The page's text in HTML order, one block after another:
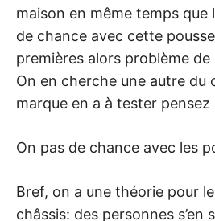
maison en même temps que
de chance avec cette
premières alors problème de
On en cherche une autre du
marque en a à tester pensez
On pas de chance avec les
Bref, on a une théorie pour
châssis: des personnes s’en